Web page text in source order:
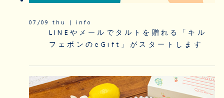
07/09 thu | info
LINEやメールでタルトを贈れる「キル
フェボンのeGift」がスタートします